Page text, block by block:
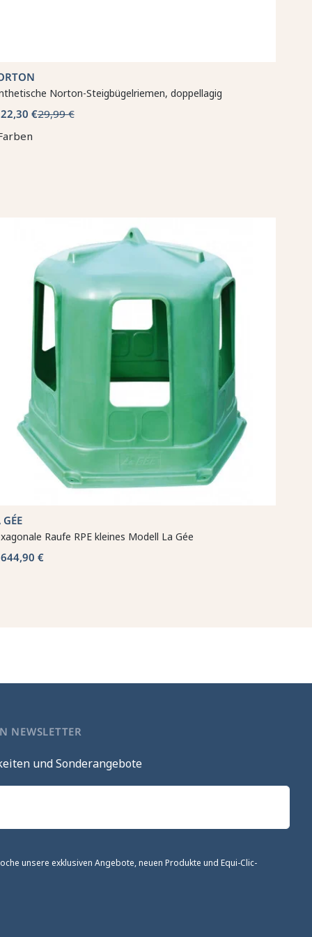
Norton-Steigbügelriemen, doppellagig
22,30 €29,99 €
Raufe RPE kleines Modell La Gée
644,90 €
NEWSLETTER
und Sonderangebote
unsere exklusiven Angebote, neuen Produkte und Equi-Clic-